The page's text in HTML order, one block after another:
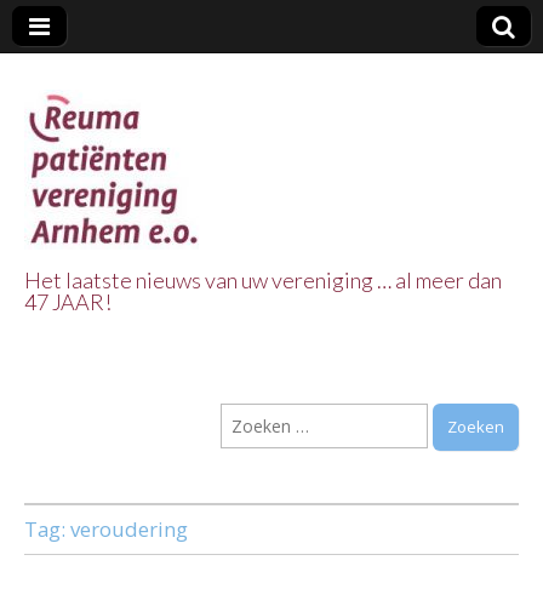
Vereniging
Arnhem e.o.
Het laatste nieuws van uw vereniging … al meer dan
47 JAAR!
Zoeken
naar:
Tag: veroudering